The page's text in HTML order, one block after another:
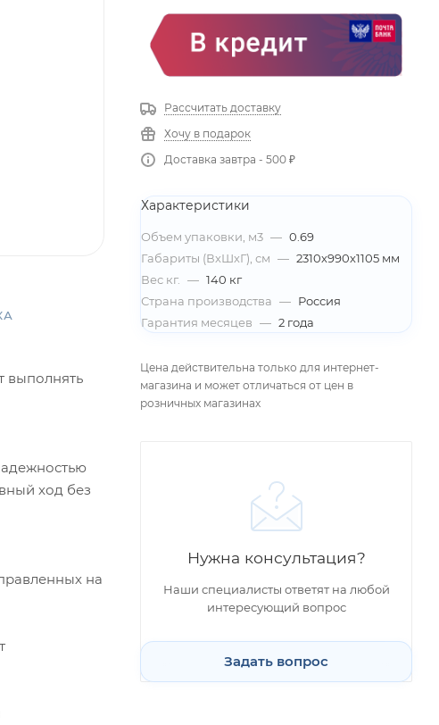
выполнять
ход без
на
Рассчитать доставку
Хочу в подарок
Доставка завтра - 500 ₽
Характеристики
Объем упаковки, м3 — 0.69
Габариты (ВхШхГ), см — 2310х990х1105 мм
Вес кг.
— 140 кг
Страна производства — Россия
Гарантия месяцев — 2 года
Цена действительна только для интернет-
магазина и может отличаться от цен в
розничных магазинах
Нужна консультация?
Наши специалисты ответят на любой
интересующий вопрос
Задать вопрос